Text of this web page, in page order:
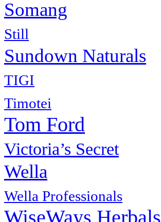
Somang
Still
Sundown Naturals
TIGI
Timotei
Tom Ford
Victoria’s Secret
Wella
Wella Professionals
WiseWays Herbals